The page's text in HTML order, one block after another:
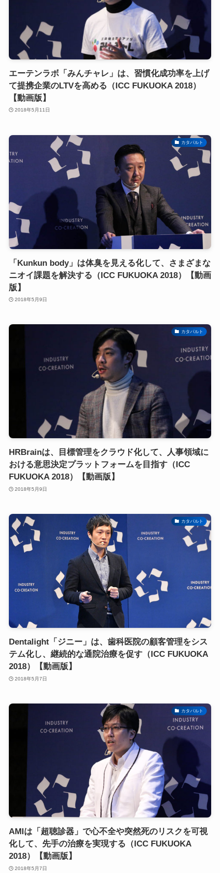
エーテンラボ「みんチャレ」は、習慣化成功率を上げ
て提携企業のLTVを高める（ICC FUKUOKA 2018）
【動画版】
2018年5月11日
カタパルト
「Kunkun body」は体臭を見える化して、さまざまな
ニオイ課題を解決する（ICC FUKUOKA 2018）【動画
版】
2018年5月9日
カタパルト
HRBrainは、目標管理をクラウド化して、人事領域に
おける意思決定プラットフォームを目指す（ICC
FUKUOKA 2018）【動画版】
2018年5月9日
カタパルト
Dentalight「ジニー」は、歯科医院の顧客管理をシス
テム化し、継続的な通院治療を促す（ICC FUKUOKA
2018）【動画版】
2018年5月7日
カタパルト
AMIは「超聴診器」で心不全や突然死のリスクを可視
化して、先手の治療を実現する（ICC FUKUOKA
2018）【動画版】
2018年5月7日